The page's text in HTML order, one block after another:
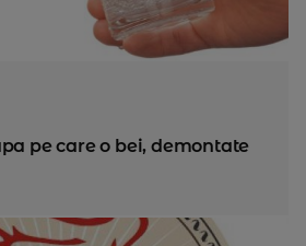
pe care o bei, demontate